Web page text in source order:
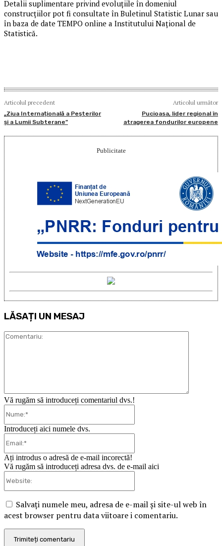
Detalii suplimentare privind evoluțiile în domeniul
construcțiilor pot fi consultate în Buletinul Statistic Lunar sau
în baza de date TEMPO online a Institutului Național de
Statistică.
Articolul precedent
„Ziua Internațională a Peșterilor
și a Lumii Subterane”
Articolul următor
Pucioasa, lider regional în
atragerea fondurilor europene
Publicitate
LĂSAȚI UN MESAJ
Vă rugăm să introduceți comentariul dvs.!
Introduceți aici numele dvs.
Ați introdus o adresă de e-mail incorectă!
Vă rugăm să introduceți adresa dvs. de e-mail aici
Salvați numele meu, adresa de e-mail și site-ul web în
acest browser pentru data viitoare i comentariu.